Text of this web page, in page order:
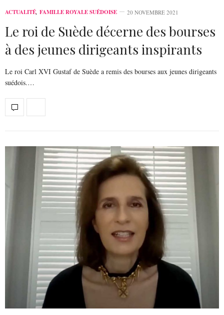
ACTUALITÉ, FAMILLE ROYALE SUÉDOISE 20 NOVEMBRE 2021
Le roi de Suède décerne des bourses
à des jeunes dirigeants inspirants
Le roi Carl XVI Gustaf de Suède a remis des bourses aux jeunes dirigeants
suédois.…